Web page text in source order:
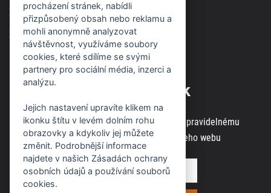
Zásady použití cookies
Zásady ochrany osobních údajů
Odběr novinek
Zaregistrujte svou e-mailovou adresu k pravidelnému
odběru aktuálních informací z našeho webu
procházení stránek, nabídli
přizpůsobený obsah nebo reklamu a
mohli anonymně analyzovat
návštěvnost, využíváme soubory
cookies, které sdílíme se svými
partnery pro sociální média, inzerci a
analýzu.
Jejich nastavení upravíte klikem na
ikonku štítu v levém dolním rohu
obrazovky a kdykoliv jej můžete
změnit. Podrobnější informace
najdete v našich Zásadách ochrany
osobních údajů a používání souborů
cookies.